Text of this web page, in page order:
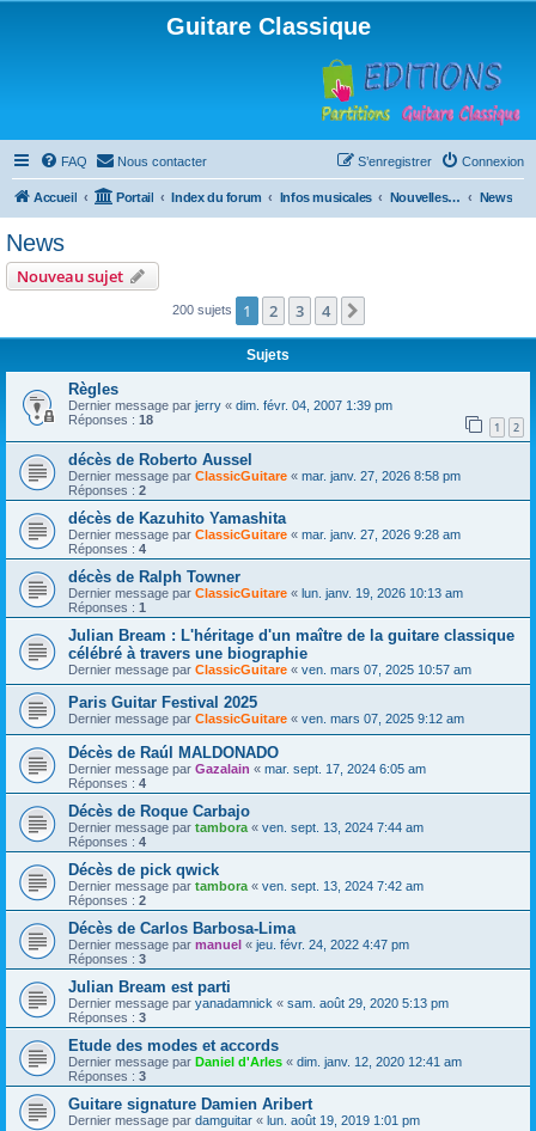
Guitare Classique
FAQ Nous contacter Connexion
S’enregistrer
Accueil Portail Index du forum Infos musicales Nouvelles de toutes sortes, concerts, partitions… News
News
Nouveau sujet
200 sujets 1 2 3 4
Sujets
Règles
Dernier message par jerry « dim. févr. 04, 2007 1:39 pm
Réponses : 18 1 2
décès de Roberto Aussel
Dernier message par ClassicGuitare « mar. janv. 27, 2026 8:58 pm
Réponses : 2
décès de Kazuhito Yamashita
Dernier message par ClassicGuitare « mar. janv. 27, 2026 9:28 am
Réponses : 4
décès de Ralph Towner
Dernier message par ClassicGuitare « lun. janv. 19, 2026 10:13 am
Réponses : 1
Julian Bream : L'héritage d'un maître de la guitare classique
célébré à travers une biographie
Dernier message par ClassicGuitare « ven. mars 07, 2025 10:57 am
Paris Guitar Festival 2025
Dernier message par ClassicGuitare « ven. mars 07, 2025 9:12 am
Décès de Raúl MALDONADO
Dernier message par Gazalain « mar. sept. 17, 2024 6:05 am
Réponses : 4
Décès de Roque Carbajo
Dernier message par tambora « ven. sept. 13, 2024 7:44 am
Réponses : 4
Décès de pick qwick
Dernier message par tambora « ven. sept. 13, 2024 7:42 am
Réponses : 2
Décès de Carlos Barbosa-Lima
Dernier message par manuel « jeu. févr. 24, 2022 4:47 pm
Réponses : 3
Julian Bream est parti
Dernier message par yanadamnick « sam. août 29, 2020 5:13 pm
Réponses : 3
Etude des modes et accords
Dernier message par Daniel d'Arles « dim. janv. 12, 2020 12:41 am
Réponses : 3
Guitare signature Damien Aribert
Dernier message par damguitar « lun. août 19, 2019 1:01 pm